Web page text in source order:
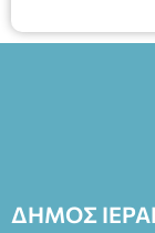
ΔΗΜΟΣ